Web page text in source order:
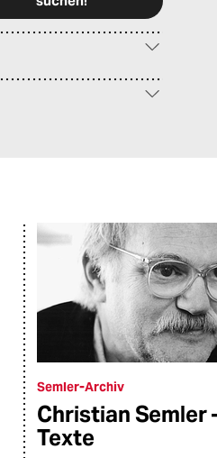
Semler-Archiv
Christian Semler
Texte